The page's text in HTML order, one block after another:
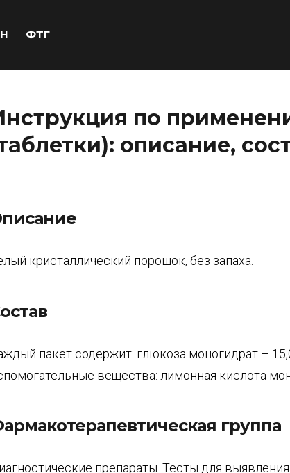
ФТГ
по
описание,
кристаллический порошок, без запаха.
пакет содержит: глюкоза моногидрат –
вещества: лимонная кислота
группа
препараты. Тесты для выявления